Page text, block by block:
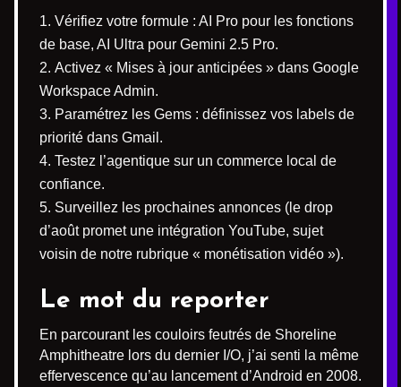
Vérifiez votre formule : AI Pro pour les fonctions
de base, AI Ultra pour Gemini 2.5 Pro.
Activez « Mises à jour anticipées » dans Google
Workspace Admin.
Paramétrez les Gems : définissez vos labels de
priorité dans Gmail.
Testez l’agentique sur un commerce local de
confiance.
Surveillez les prochaines annonces (le drop
d’août promet une intégration YouTube, sujet
voisin de notre rubrique « monétisation vidéo »).
Le mot du reporter
En parcourant les couloirs feutrés de Shoreline
Amphitheatre lors du dernier I/O, j’ai senti la même
effervescence qu’au lancement d’Android en 2008.